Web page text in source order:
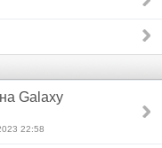
Galaxy
22:58